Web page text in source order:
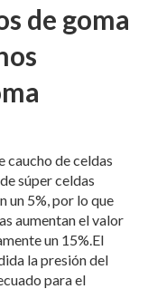
de goma
caucho de celdas
súper celdas
un 5%, por lo que
aumentan el valor
un 15%.El
la presión del
para el